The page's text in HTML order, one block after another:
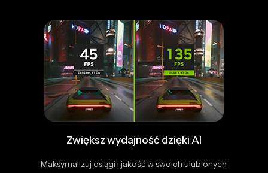
Zwiększ wydajność dzięki AI
Maksymalizuj osiągi i jakość w swoich ulubionych